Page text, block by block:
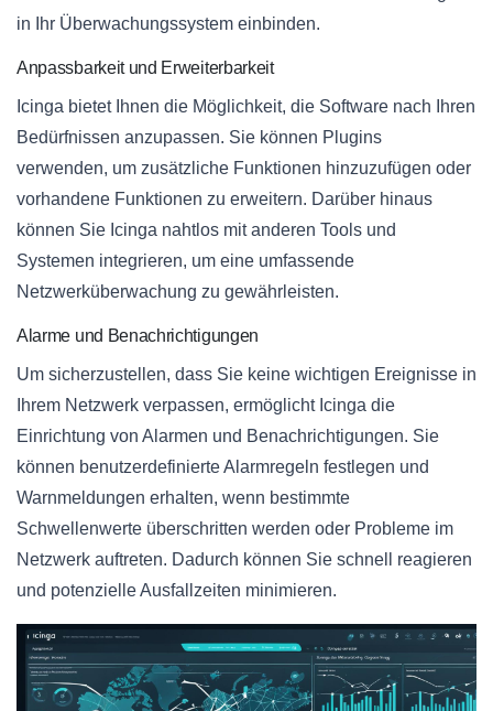
in Ihr Überwachungssystem einbinden.
Anpassbarkeit und Erweiterbarkeit
Icinga bietet Ihnen die Möglichkeit, die Software nach Ihren
Bedürfnissen anzupassen. Sie können Plugins
verwenden, um zusätzliche Funktionen hinzuzufügen oder
vorhandene Funktionen zu erweitern. Darüber hinaus
können Sie Icinga nahtlos mit anderen Tools und
Systemen integrieren, um eine umfassende
Netzwerküberwachung zu gewährleisten.
Alarme und Benachrichtigungen
Um sicherzustellen, dass Sie keine wichtigen Ereignisse in
Ihrem Netzwerk verpassen, ermöglicht Icinga die
Einrichtung von Alarmen und Benachrichtigungen. Sie
können benutzerdefinierte Alarmregeln festlegen und
Warnmeldungen erhalten, wenn bestimmte
Schwellenwerte überschritten werden oder Probleme im
Netzwerk auftreten. Dadurch können Sie schnell reagieren
und potenzielle Ausfallzeiten minimieren.